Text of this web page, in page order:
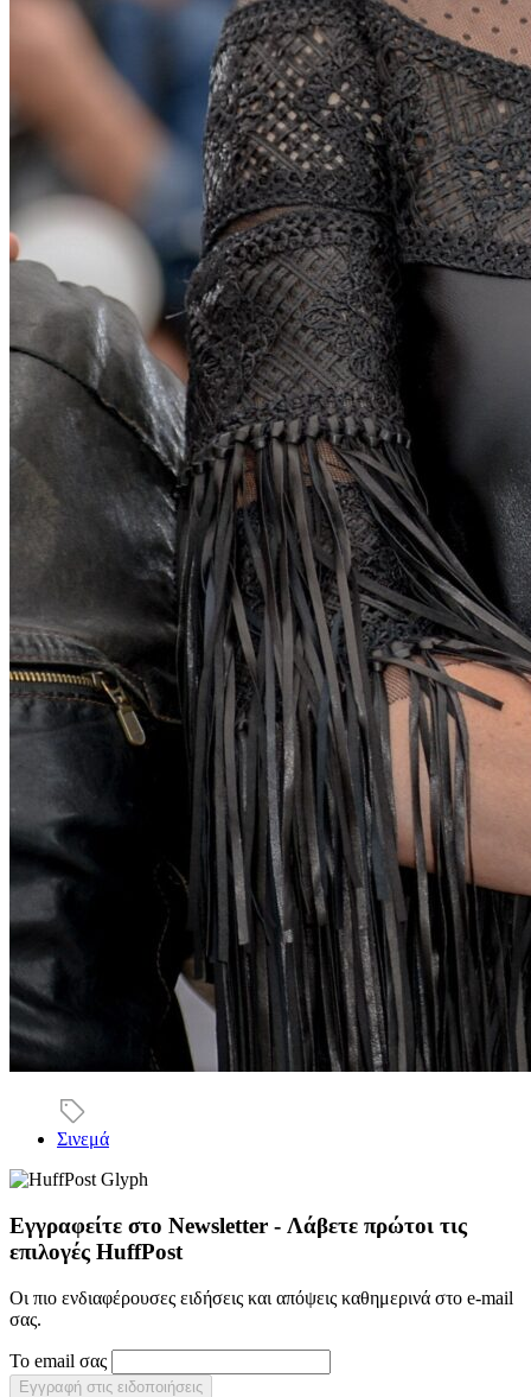
Σινεμά
Εγγραφείτε στο Newsletter - Λάβετε πρώτοι τις
επιλογές HuffPost
Οι πιο ενδιαφέρουσες ειδήσεις και απόψεις καθημερινά στο e-mail
σας.
Το email σας
Εγγραφή στις ειδοποιήσεις